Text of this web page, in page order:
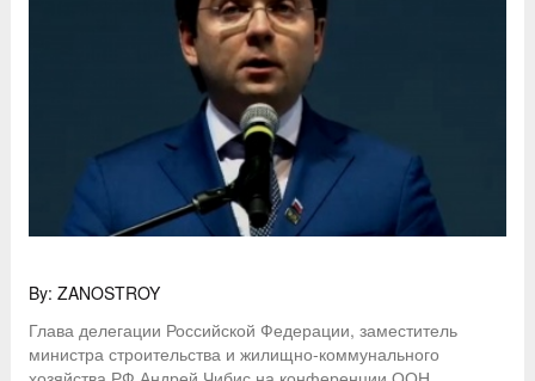
By: ZANOSTROY
Глава делегации Российской Федерации, заместитель
министра строительства и жилищно-коммунального